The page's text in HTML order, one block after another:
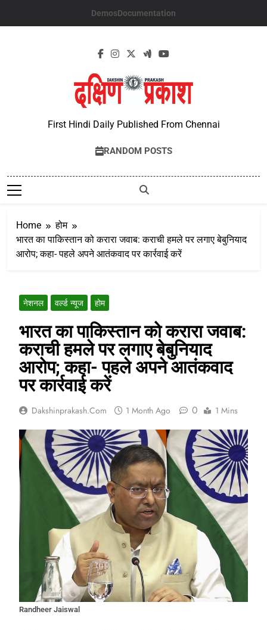
DemosDocumentation
First Hindi Daily Published From Chennai
RANDOM POSTS
Home
होम
भारत का पाकिस्तान को करारा जवाब: कराची हमले पर लगाए बेबुनियाद
आरोप; कहा- पहले अपने आतंकवाद पर कार्रवाई करें
नेशनल वर्ल्ड न्यूज होम
भारत का पाकिस्तान को करारा जवाब:
कराची हमले पर लगाए बेबुनियाद
आरोप; कहा- पहले अपने आतंकवाद
पर कार्रवाई करें
Dakshinprakash.com 1 Month Ago 0 1 Mins
Randheer Jaiswal